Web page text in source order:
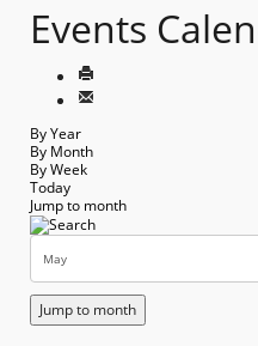
Events
By Year
By Month
By Week
Today
Jump to month
Jump to month